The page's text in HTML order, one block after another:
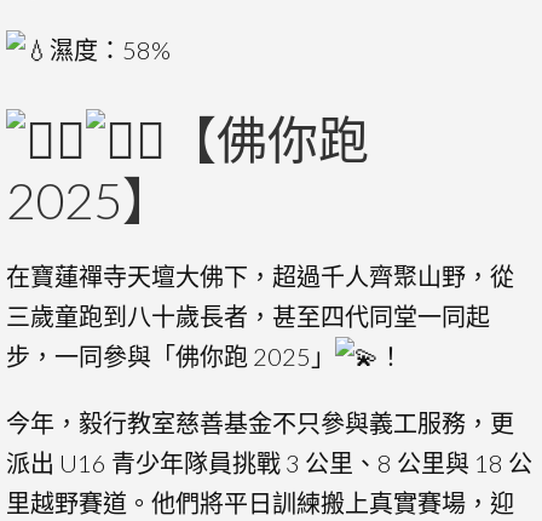
濕度：58%
【佛你跑
2025】
在寶蓮禪寺天壇大佛下，超過千人齊聚山野，從
三歲童跑到八十歲長者，甚至四代同堂一同起
步，一同參與「佛你跑 2025」
！
今年，毅行教室慈善基金不只參與義工服務，更
派出 U16 青少年隊員挑戰 3 公里、8 公里與 18 公
里越野賽道。他們將平日訓練搬上真實賽場，迎